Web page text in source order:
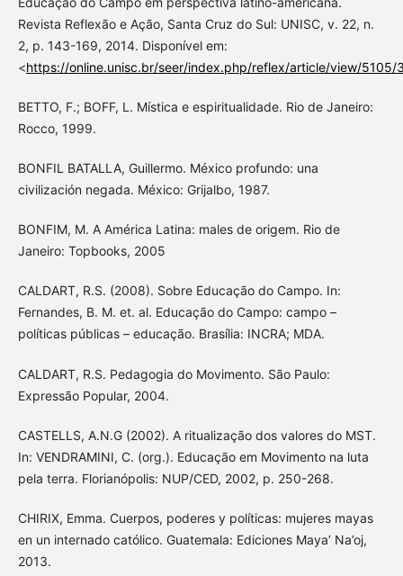
Revista Reflexão e Ação, Santa Cruz do Sul: UNISC, v. 22, n.
2, p. 143-169, 2014. Disponível em:
<https://online.unisc.br/seer/index.php/reflex/article/view/5105/
BETTO, F.; BOFF, L. Mística e espiritualidade. Rio de Janeiro:
Rocco, 1999.
BONFIL BATALLA, Guillermo. México profundo: una
civilización negada. México: Grijalbo, 1987.
BONFIM, M. A América Latina: males de origem. Rio de
Janeiro: Topbooks, 2005
CALDART, R.S. (2008). Sobre Educação do Campo. In:
Fernandes, B. M. et. al. Educação do Campo: campo –
políticas públicas – educação. Brasília: INCRA; MDA.
CALDART, R.S. Pedagogia do Movimento. São Paulo:
Expressão Popular, 2004.
CASTELLS, A.N.G (2002). A ritualização dos valores do MST.
In: VENDRAMINI, C. (org.). Educação em Movimento na luta
pela terra. Florianópolis: NUP/CED, 2002, p. 250-268.
CHIRIX, Emma. Cuerpos, poderes y políticas: mujeres mayas
en un internado católico. Guatemala: Ediciones Maya’ Na’oj,
2013.